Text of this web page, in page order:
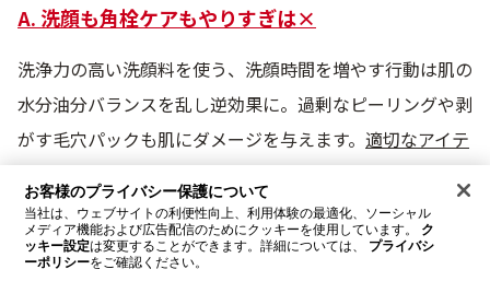
A. 洗顔も角栓ケアもやりすぎは×
洗浄力の高い洗顔料を使う、洗顔時間を増やす行動は肌の
水分油分バランスを乱し逆効果に。過剰なピーリングや剥
がす毛穴パックも肌にダメージを与えます。 適切なアイテ
ムを正しく使うのが一番の毛穴対策です。
Q4.家にいる時もUVケアは必要？
お客様のプライバシー保護について
当社は、ウェブサイトの利便性向上、利用体験の最適化、ソーシャル
メディア機能および広告配信のためにクッキーを使用しています。
ク
ッキー設定は変更することができます。詳細については、
プライバシ
ーポリシーをご確認ください。